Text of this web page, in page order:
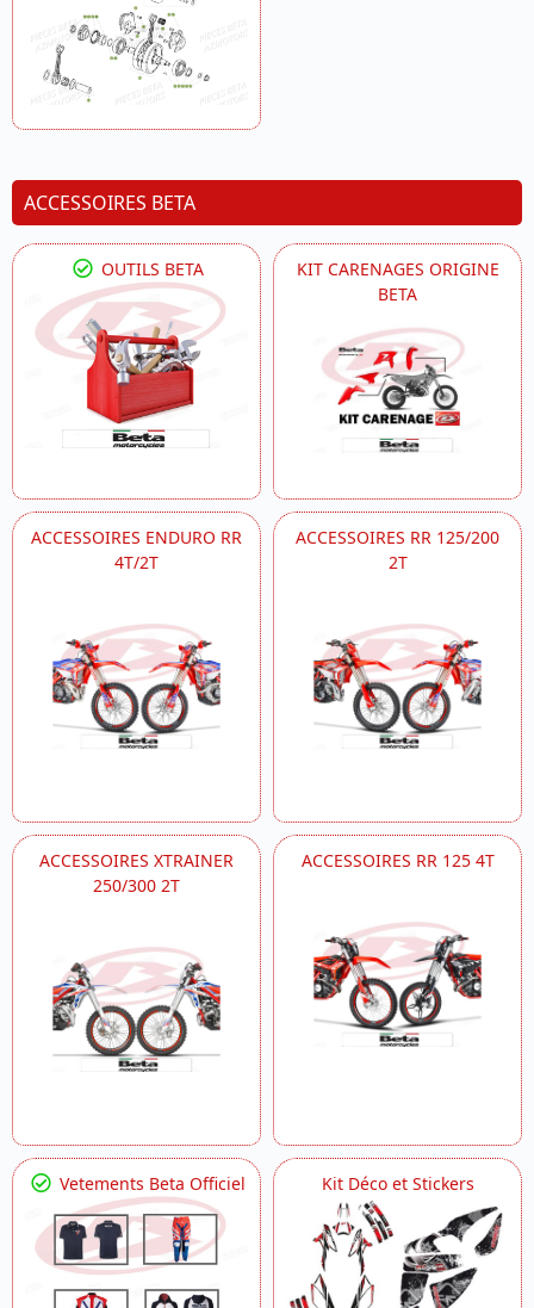
ACCESSOIRES BETA
OUTILS BETA
KIT CARENAGES ORIGINE
BETA
ACCESSOIRES ENDURO RR
4T/2T
ACCESSOIRES RR 125/200
2T
ACCESSOIRES XTRAINER
250/300 2T
ACCESSOIRES RR 125 4T
Vetements Beta Officiel Kit Déco et Stickers